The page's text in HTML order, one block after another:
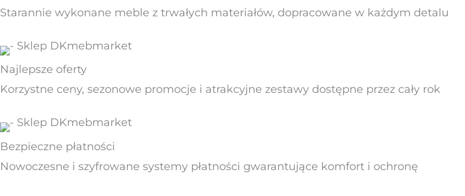
Starannie wykonane meble z trwałych materiałów, dopracowane w każdym detalu
Najlepsze oferty
Korzystne ceny, sezonowe promocje i atrakcyjne zestawy dostępne przez cały rok
Bezpieczne płatności
Nowoczesne i szyfrowane systemy płatności gwarantujące komfort i ochronę